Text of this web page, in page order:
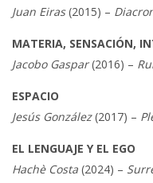
Juan Eiras(2015) –
MATERIA, SENSACIÓN,
Jacobo Gaspar(2016) –
ESPACIO
Jesús González(2017) –
EL LENGUAJE Y EL EGO
Hachè Costa (2024) –